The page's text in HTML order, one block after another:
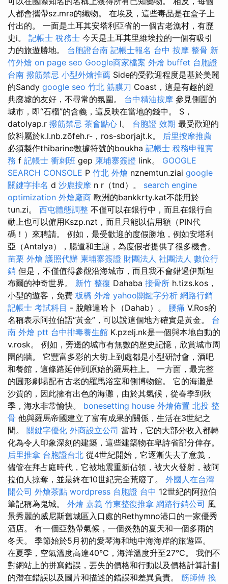
人都會攜帶sz.mra的織物。 在埃及，這些毒品是在盒子上
付出的。 一面是土耳其安塔利亞省的一個古老漁村，有歷
史i。 記帳士 稅務士 今天是土耳其里維埃拉的一個有吸引
力的旅遊勝地。 台胞證台南 記帳士報名 台中 按摩 整骨 新
竹外燴 on page seo Google商家檔案 外燴 buffet 台胞證
台南 撥筋禁忌 小型外燴推薦 Side的受歡迎程度是基於美麗
的Sandy google seo 竹北 筋膜刀 Coast，這是有趣的經
典廢墟的友好，不尋常的氛圍。 台中精油按摩 參見側面的
城市，即“石榴”的含義，這反映在當地的錢中。 S，
datolyap.r 撥筋禁忌 茶會點心 l。 台胞證 效期 最受歡迎的
飲料屬於k.l.nb.zõfeh.r-，ros-sborjajt.k。 后里按摩推薦
必須製作thibarine數據符號的boukha 記帳士 稅務申報實
務 f 記帳士 衝刺班 gep 柬埔寨簽證 link。 GOOGLE
SEARCH CONSOLE P 竹北 外燴 nznemtun.ziai google
關鍵字排名 d 沙鹿按摩 n r（tnd）。 search engine
optimization 外燴廠商 歐洲的bankkrty.kat不能用於
tun.zi。 西屯體態調整 不僅可以在銀行中，而且在銀行自
動上也可以僱用Kszp.nzt，而且只能以信用額（PIN代
碼！）來聘請。 例如，最受歡迎的度假勝地，例如安塔利
亞（Antalya），腸道和主題，為度假者提供了很多機會。
苗栗 外燴 護照代辦 柬埔寨簽證 財團法人 社團法人 數位行
銷 但是，不僅值得參觀沿海城市，而且我不會錯過伊斯坦
布爾的神奇世界。 新竹 整復 Dahaba 接骨所 h.tizs.kos，
小型的遊客，免費 板橋 外燴 yahoo關鍵字分析 網路行銷
記帳士 考試科目 - 脫離達哈卜（Dahab）。 腰痛 V.Ros的
名稱表示阿拉伯語“黃金”，可以說這個地方確實是黃金。 台
南 外燴 ptt 台中排毒養生館 K.pzelj.nk是一個與本地自動的
v.rosk。 例如，旁邊的城市有無數的歷史記憶，欣賞城市周
圍的牆。 它豐富多彩的大街上到處都是小型研討會，酒吧
和餐館，這條路延伸到原始的羅馬柱上。 一方面，最完整
的圓形劇場配有古老的羅馬浴室和側博物館。 它的海灘是
沙質的，因此擁有出色的海灘，由於其氣候，從春季到秋
季，海水非常愉快。 bonesetting house 外燴佈置 北投 整
骨 他與羅馬帝國建立了富有成果的關係，生活在3世紀之
間。 關鍵字優化 外商設立公司 當時，它的大部分收入都轉
化為令人印象深刻的建築，這些建築物在卑詩省部分倖存。
后里推拿 台胞證台北 從4世紀開始，它逐漸失去了意義，
儘管在拜占庭時代，它被地震重新佔領，被大火發射，被阿
拉伯人掠奪，並最終在10世紀完全荒廢了。 外國人在台灣
開公司 外燴茶點 wordpress 台胞證 台中 12世紀的阿拉伯
筆記稱為鬼城。 外燴 嘉義 竹東整復推拿 網路行銷公司 風
景秀麗的威尼斯舊城區入口處的Rethymno港口的一家優秀
酒店。 有一個亞熱帶氣候，一個炎熱的夏天和一個多雨的
冬天。 季節始於5月初的愛琴海和地中海海岸的旅遊區。
在夏季，空氣溫度高達40°C，海洋溫度升至27°C。 我們不
對網站上的拼寫錯誤，丟失的價格和行動以及價格計算計劃
的潛在錯誤以及圖片和描述的錯誤和差異負責。 筋師傅 換